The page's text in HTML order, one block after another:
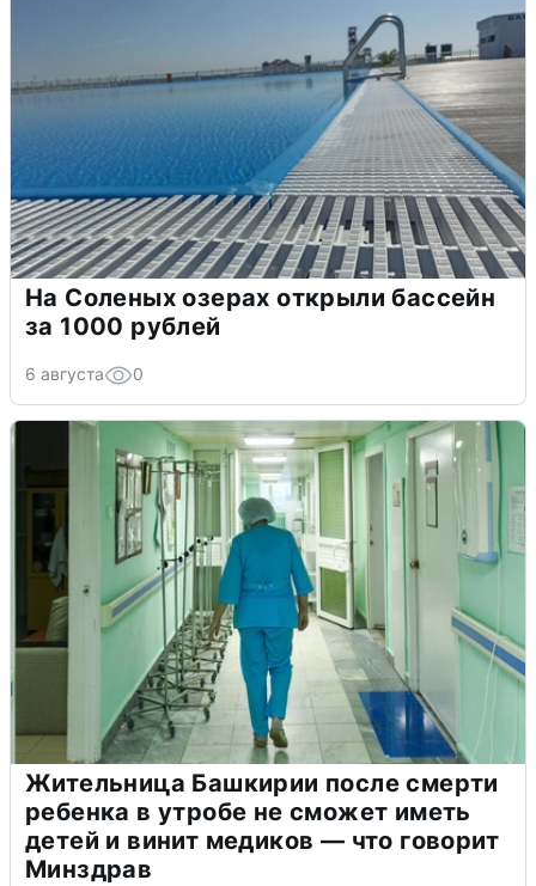
На Соленых озерах открыли бассейн
за 1000 рублей
6 августа 0
Жительница Башкирии после смерти
ребенка в утробе не сможет иметь
детей и винит медиков — что говорит
Минздрав